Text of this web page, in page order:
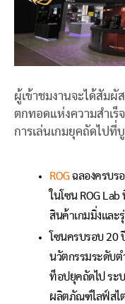
ผู้เข้าชมงานจะได้สัมผั
ตกทอดแห่งความสำเร็
การเล่นเกมยุคถัดไปที่บู
ROGฉลองครบร
ในโซน ROG
สินค้าเกมมิ่งและ
โซนครบรอบ 20
นวัตกรรมระดับต
ท็อปยุคถัดไป ระ
ผลิตภัณฑ์ไลฟ์สไ